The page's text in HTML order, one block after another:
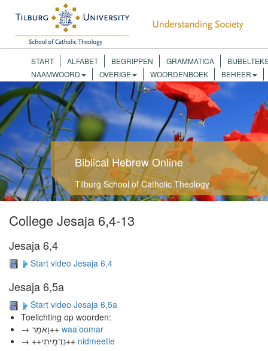
START ALFABET BEGRIPPEN GRAMMATICA
NAAMWOORD
OVERIGE WOORDENBOEK BEHEER
Biblical Hebrew Online
Tilburg School of Catholic Theology
College Jesaja 6,4-13
Jesaja 6,4
Start video Jesaja 6,4
Jesaja 6,5a
Start video Jesaja 6,5a
Toelichting op woorden:
→
וָאֹמַר++ waa’oomar
→ ++נִדְמֵיתִי++ nidmeetie